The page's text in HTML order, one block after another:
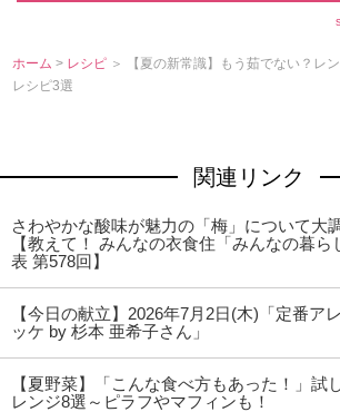
ホーム > レシピ ＞ 【夏の新常識】もう茹でない？レ
レシピ3選
関連リンク
さわやかな酸味が魅力の「梅」について大
【教えて！ みんなの衣食住「みんなの暮
表 第578回】
【今日の献立】2026年7月2日(木)「定番ア
ッケ by 杉本 亜希子さん」
【夏野菜】「こんな食べ方もあった！」試
レンジ8選～ピラフやマフィンも！